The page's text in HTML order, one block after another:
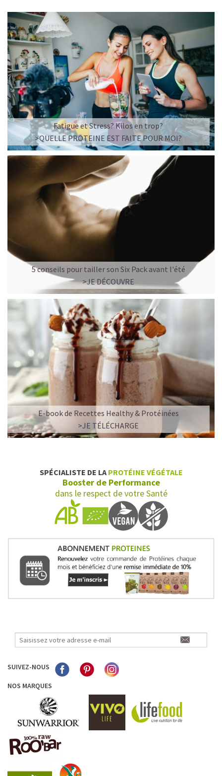
Fatigue et Stress? Kilos en trop?
>QUELLE PROTEINE EST FAITE POUR MOI?
5 conseils pour tailler son Six Pack avant l'été
>JE DÉCOUVRE
E-book de Recettes Healthy & Protéinées
>JE TÉLÉCHARGE
SPÉCIALISTE DE LA PROTÉINE VÉGÉTALE
Booster de Performance
dans le respect de votre Santé
SUIVEZ-NOUS
NOS MARQUES